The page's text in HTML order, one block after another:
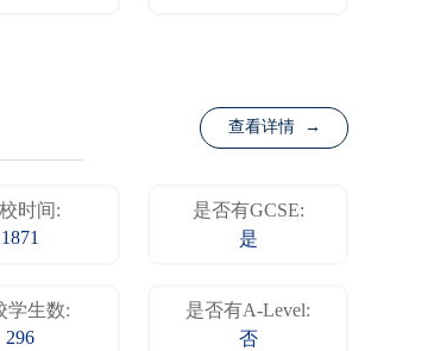
查看详情 →
时间:
1871
是否有GCSE:
是
学生数:
296
是否有A-Level:
否